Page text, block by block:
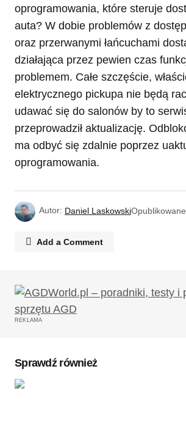
oprogramowania, które steruje
auta? W dobie problemów z
oraz przerwanymi łańcuchami
działająca przez pewien czas
problemem. Całe szczęście,
elektrycznego pickupa nie będą
udawać się do salonów by to
przeprowadził aktualizację.
ma odbyć się zdalnie poprzez
oprogramowania.
Autor: Daniel LaskowskiOpublikowane
Add a Comment
Twój adres email nie zostanie
Wymagane pola są oznaczone
REKLAMA
Sprawdź również